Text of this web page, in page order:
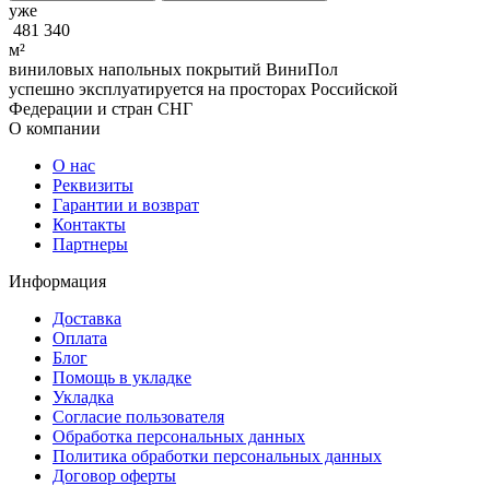
уже
481 340
м²
виниловых напольных покрытий ВиниПол
успешно эксплуатируется на просторах Российской
Федерации и стран СНГ
О компании
О нас
Реквизиты
Гарантии и возврат
Контакты
Партнеры
Информация
Доставка
Оплата
Блог
Помощь в укладке
Укладка
Согласие пользователя
Обработка персональных данных
Политика обработки персональных данных
Договор оферты